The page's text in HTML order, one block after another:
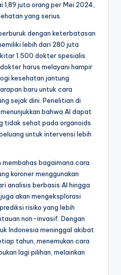
juta orang per Mei 2024,
yang serius.
dengan keterbatasan
lebih dari 280 juta
1.500 dokter spesialis
harus melayani hampir
kesehatan jantung
baru untuk cara
sejak dini. Penelitian di
bahwa AI dapat
tidak sehat pada organoids
untuk intervensi lebih
membahas bagaimana cara
koroner menggunakan
analisis berbasis AI hingga
akan mengeksplorasi
risiko yang lebih
non-invasif. Dengan
Indonesia meninggal akibat
tahun, menemukan cara
lagi pilihan, melainkan